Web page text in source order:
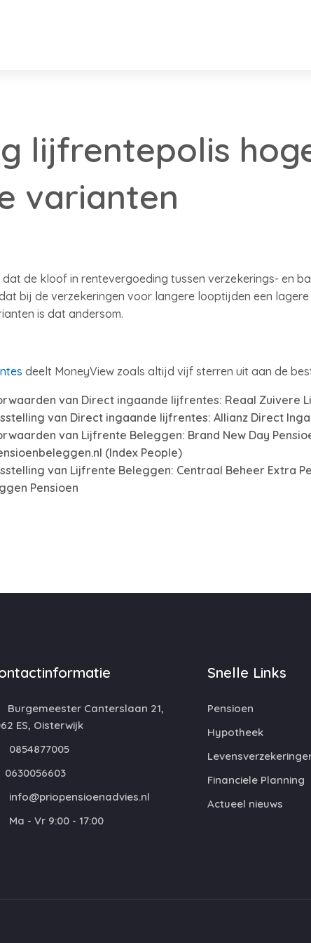
lijfrentepolis
varianten
de kloof in rentevergoeding tussen verzekerings- en
bij de verzekeringen voor langere looptijden een
is dat andersom.
deelt MoneyView zoals altijd vijf sterren uit aan de
van Direct ingaande lijfrentes: Reaal Zuivere
van Direct ingaande lijfrentes: Allianz Direct
van Lijfrente Beleggen: Brand New Day
(Index People)
van Lijfrente Beleggen: Centraal Beheer Extra
Pensioen
Burgemeester Canterslaan 21,
ES, Oisterwijk
0854877005
0630056603
info@priopensioenadvies.nl
Ma - Vr 9:00 - 17:00
Snelle Links
Pensioen
Hypotheek
Financiele Planning
Actueel nieuws